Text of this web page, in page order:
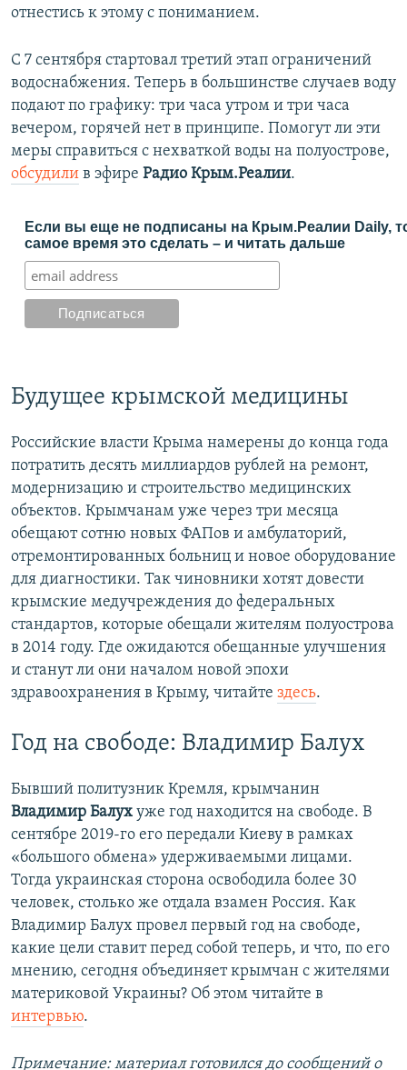
отнестись к этому с пониманием.
С 7 сентября стартовал третий этап ограничений
водоснабжения. Теперь в большинстве случаев воду
подают по графику: три часа утром и три часа
вечером, горячей нет в принципе. Помогут ли эти
меры справиться с нехваткой воды на полуострове,
обсудили в эфире Радио Крым.Реалии.
Если вы еще не подписаны на Крым.Реалии Daily,
самое время это сделать – и читать дальше
Будущее крымской медицины
Российские власти Крыма намерены до конца года
потратить десять миллиардов рублей на ремонт,
модернизацию и строительство медицинских
объектов. Крымчанам уже через три месяца
обещают сотню новых ФАПов и амбулаторий,
отремонтированных больниц и новое оборудование
для диагностики. Так чиновники хотят довести
крымские медучреждения до федеральных
стандартов, которые обещали жителям полуострова
в 2014 году. Где ожидаются обещанные улучшения
и станут ли они началом новой эпохи
здравоохранения в Крыму, читайте здесь.
Год на свободе: Владимир Балух
Бывший политузник Кремля, крымчанин
Владимир Балух уже год находится на свободе. В
сентябре 2019-го его передали Киеву в рамках
«большого обмена» удерживаемыми лицами.
Тогда украинская сторона освободила более 30
человек, столько же отдала взамен Россия. Как
Владимир Балух провел первый год на свободе,
какие цели ставит перед собой теперь, и что, по его
мнению, сегодня объединяет крымчан с жителями
материковой Украины? Об этом читайте в
интервью.
Примечание: материал готовился до сообщений о